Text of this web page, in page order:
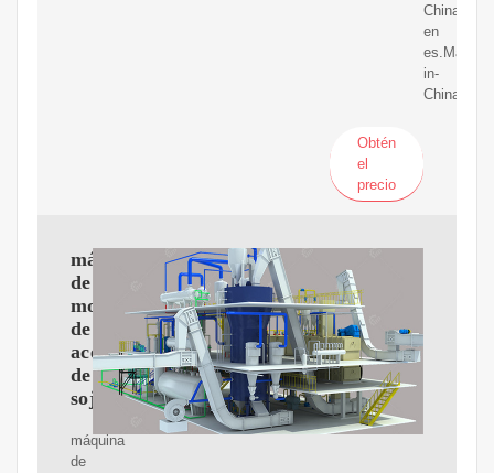
China
en
es.Made-
in-
China.com
Obtén
el
precio
máquina
de
molino
de
aceite
de
soja
máquina
de